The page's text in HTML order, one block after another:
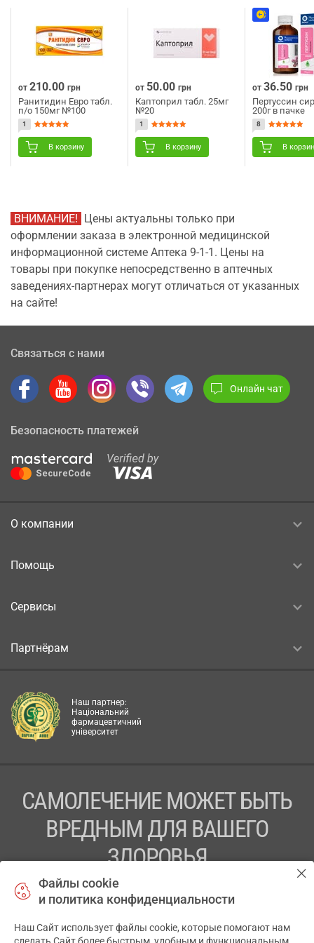
от 210.00 грн
Ранитидин Евро табл.
п/о 150мг №100
1
В корзину
от 50.00 грн
Каптоприл табл. 25мг
№20
1
В корзину
от 36.50 грн
Пертуссин
200г в пачке
8
В
ВНИМАНИЕ!
Цены актуальны только при
оформлении заказа в электронной медицинской
информационной системе Аптека 9-1-1. Цены на
товары при покупке непосредственно в аптечных
заведениях-партнерах могут отличаться от указанных
на сайте!
Связаться с нами
Онлайн чат
Безопасность платежей
О компании
Помощь
Сервисы
Партнёрам
Наш партнер:
Національний
фармацевтичний
університет
САМОЛЕЧЕНИЕ МОЖЕТ БЫТЬ
ВРЕДНЫМ ДЛЯ ВАШЕГО
ЗДОРОВЬЯ
ПЕРЕД ПРИМЕНЕНИЕМ ПРЕПАРАТА
ПРОКОНСУЛЬТИРУЙТЕСЬ С ВРАЧОМ
ТОВ «АПТЕКА 911.ЮА» Код ЄДРПОУ 43631965.
Файлы cookie
и политика конфиденциальности
Наш Сайт использует файлы cookie, которые помогают нам
✕